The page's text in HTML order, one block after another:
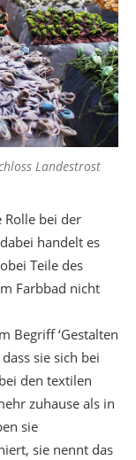
Landestrost
Rolle bei der
handelt es
Teile des
Farbbad nicht
Begriff ‘Gestalten
sie sich bei
den textilen
zuhause als in
sie
sie nennt das